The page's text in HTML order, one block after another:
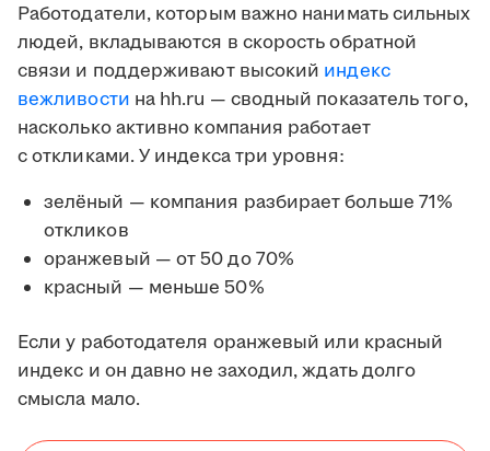
Работодатели, которым важно нанимать сильных
людей, вкладываются в скорость обратной
связи и поддерживают высокий индекс
вежливости на hh.ru — сводный показатель того,
насколько активно компания работает
с откликами. У индекса три уровня:
зелёный — компания разбирает больше 71%
откликов
оранжевый — от 50 до 70%
красный — меньше 50%
Если у работодателя оранжевый или красный
индекс и он давно не заходил, ждать долго
смысла мало.